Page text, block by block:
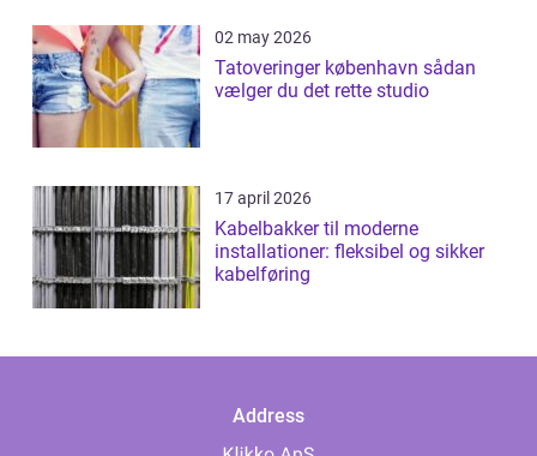
02 may 2026
Tatoveringer københavn sådan
vælger du det rette studio
17 april 2026
Kabelbakker til moderne
installationer: fleksibel og sikker
kabelføring
Address